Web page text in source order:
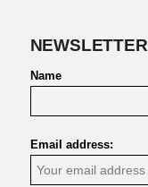
NEWSLETTER
Name
Email address: